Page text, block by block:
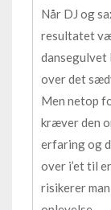
Når DJ og
resultatet
over det
Men netop
kræver den
erfaring og
over i’et til
risikerer